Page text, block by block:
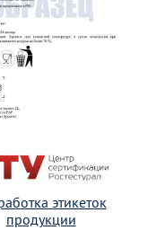
этикеток
продукции